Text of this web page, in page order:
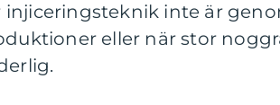
injiceringsteknik inte är
eller när stor